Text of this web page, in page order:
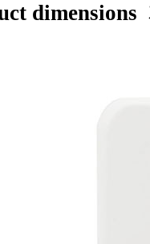
dimensions